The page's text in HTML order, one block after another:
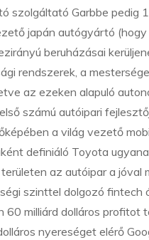
szolgáltató Garbbe pedig
japán autógyártó (hogy
beruházásai
rendszerek, a
az ezeken alapuló
számú autóipari
a világ vezető
definiáló Toyota
az autóipar a jóval
szinttel dolgozó fintech
60 milliárd dolláros profitot
nyereséget elérő